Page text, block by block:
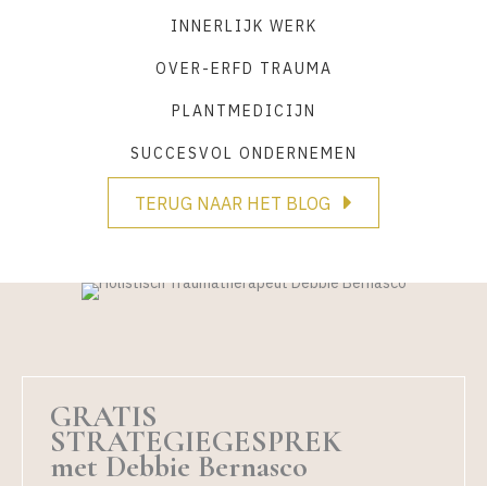
INNERLIJK WERK
OVER-ERFD TRAUMA
PLANTMEDICIJN
SUCCESVOL ONDERNEMEN
TERUG NAAR HET BLOG
GRATIS
STRATEGIEGESPREK
met Debbie Bernasco